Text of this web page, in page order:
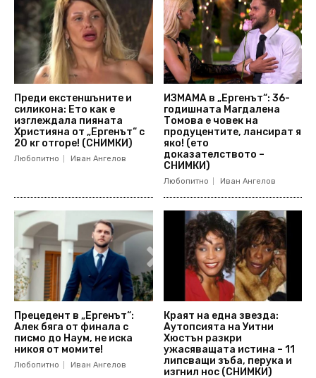
Преди екстеншъните и
силикона: Ето как е
изглеждала пияната
Християна от „Ергенът“ с
20 кг отгоре! (СНИМКИ)
Любопитно Иван Ангелов
ИЗМАМА в „Ергенът“: 36-
годишната Магдалена
Томова е човек на
продуцентите, лансират я
яко! (ето
доказателството –
СНИМКИ)
Любопитно Иван Ангелов
Прецедент в „Ергенът“:
Алек бяга от финала с
писмо до Наум, не иска
никоя от момите!
Любопитно Иван Ангелов
Краят на една звезда:
Аутопсията на Уитни
Хюстън разкри
ужасяващата истина – 11
липсващи зъба, перука и
изгнил нос (СНИМКИ)